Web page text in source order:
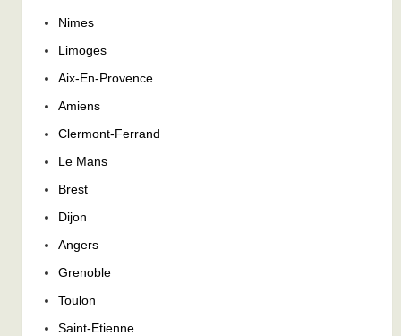
Nimes
Limoges
Aix-En-Provence
Amiens
Clermont-Ferrand
Le Mans
Brest
Dijon
Angers
Grenoble
Toulon
Saint-Etienne